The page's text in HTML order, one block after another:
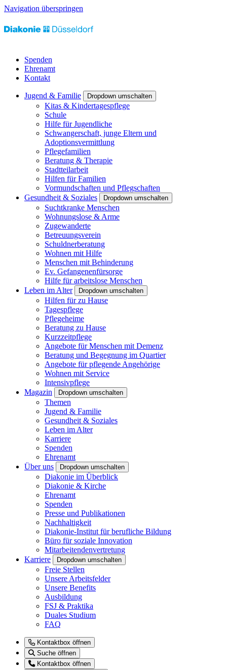
Navigation überspringen
Spenden
Ehrenamt
Kontakt
Jugend & Familie Dropdown umschalten
Kitas & Kindertagespflege
Schule
Hilfe für Jugendliche
Schwangerschaft, junge Eltern und
Adoptionsvermittlung
Pflegefamilien
Beratung & Therapie
Stadtteilarbeit
Hilfen für Familien
Vormundschaften und Pflegschaften
Gesundheit & Soziales
Dropdown umschalten
Suchtkranke Menschen
Wohnungslose & Arme
Zugewanderte
Betreuungsverein
Schuldnerberatung
Wohnen mit Hilfe
Menschen mit Behinderung
Ev. Gefangenenfürsorge
Hilfe für arbeitslose Menschen
Leben im Alter
Dropdown umschalten
Hilfen für zu Hause
Tagespflege
Pflegeheime
Beratung zu Hause
Kurzzeitpflege
Angebote für Menschen mit Demenz
Beratung und Begegnung im Quartier
Angebote für pflegende Angehörige
Wohnen mit Service
Intensivpflege
Magazin
Dropdown umschalten
Themen
Jugend & Familie
Gesundheit & Soziales
Leben im Alter
Karriere
Spenden
Ehrenamt
Über uns
Dropdown umschalten
Diakonie im Überblick
Diakonie & Kirche
Ehrenamt
Spenden
Presse und Publikationen
Nachhaltigkeit
Diakonie-Institut für berufliche Bildung
Büro für soziale Innovation
Mitarbeitendenvertretung
Karriere
Dropdown umschalten
Freie Stellen
Unsere Arbeitsfelder
Unsere Benefits
Ausbildung
FSJ & Praktika
Duales Studium
FAQ
Kontaktbox öffnen
Suche öffnen
Kontaktbox öffnen